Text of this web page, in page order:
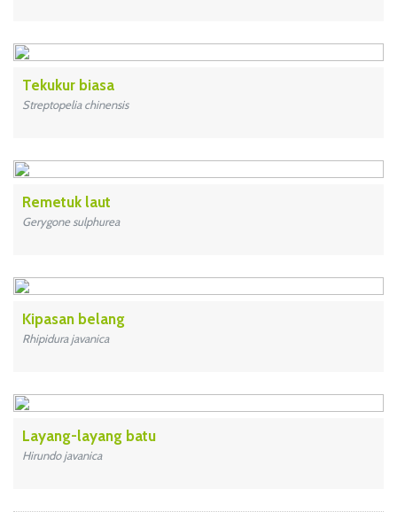
Tekukur biasa
Streptopelia chinensis
Remetuk laut
Gerygone sulphurea
Kipasan belang
Rhipidura javanica
Layang-layang batu
Hirundo javanica